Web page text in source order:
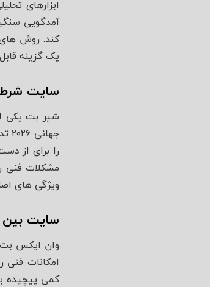
آمدگویی
کند. روش‌ های
یک گزینه
سایت
شیر بت یکی
مشکلات فنی
ویژگی‌ های
سایت بین‌
وان ایکس بت
امکانات